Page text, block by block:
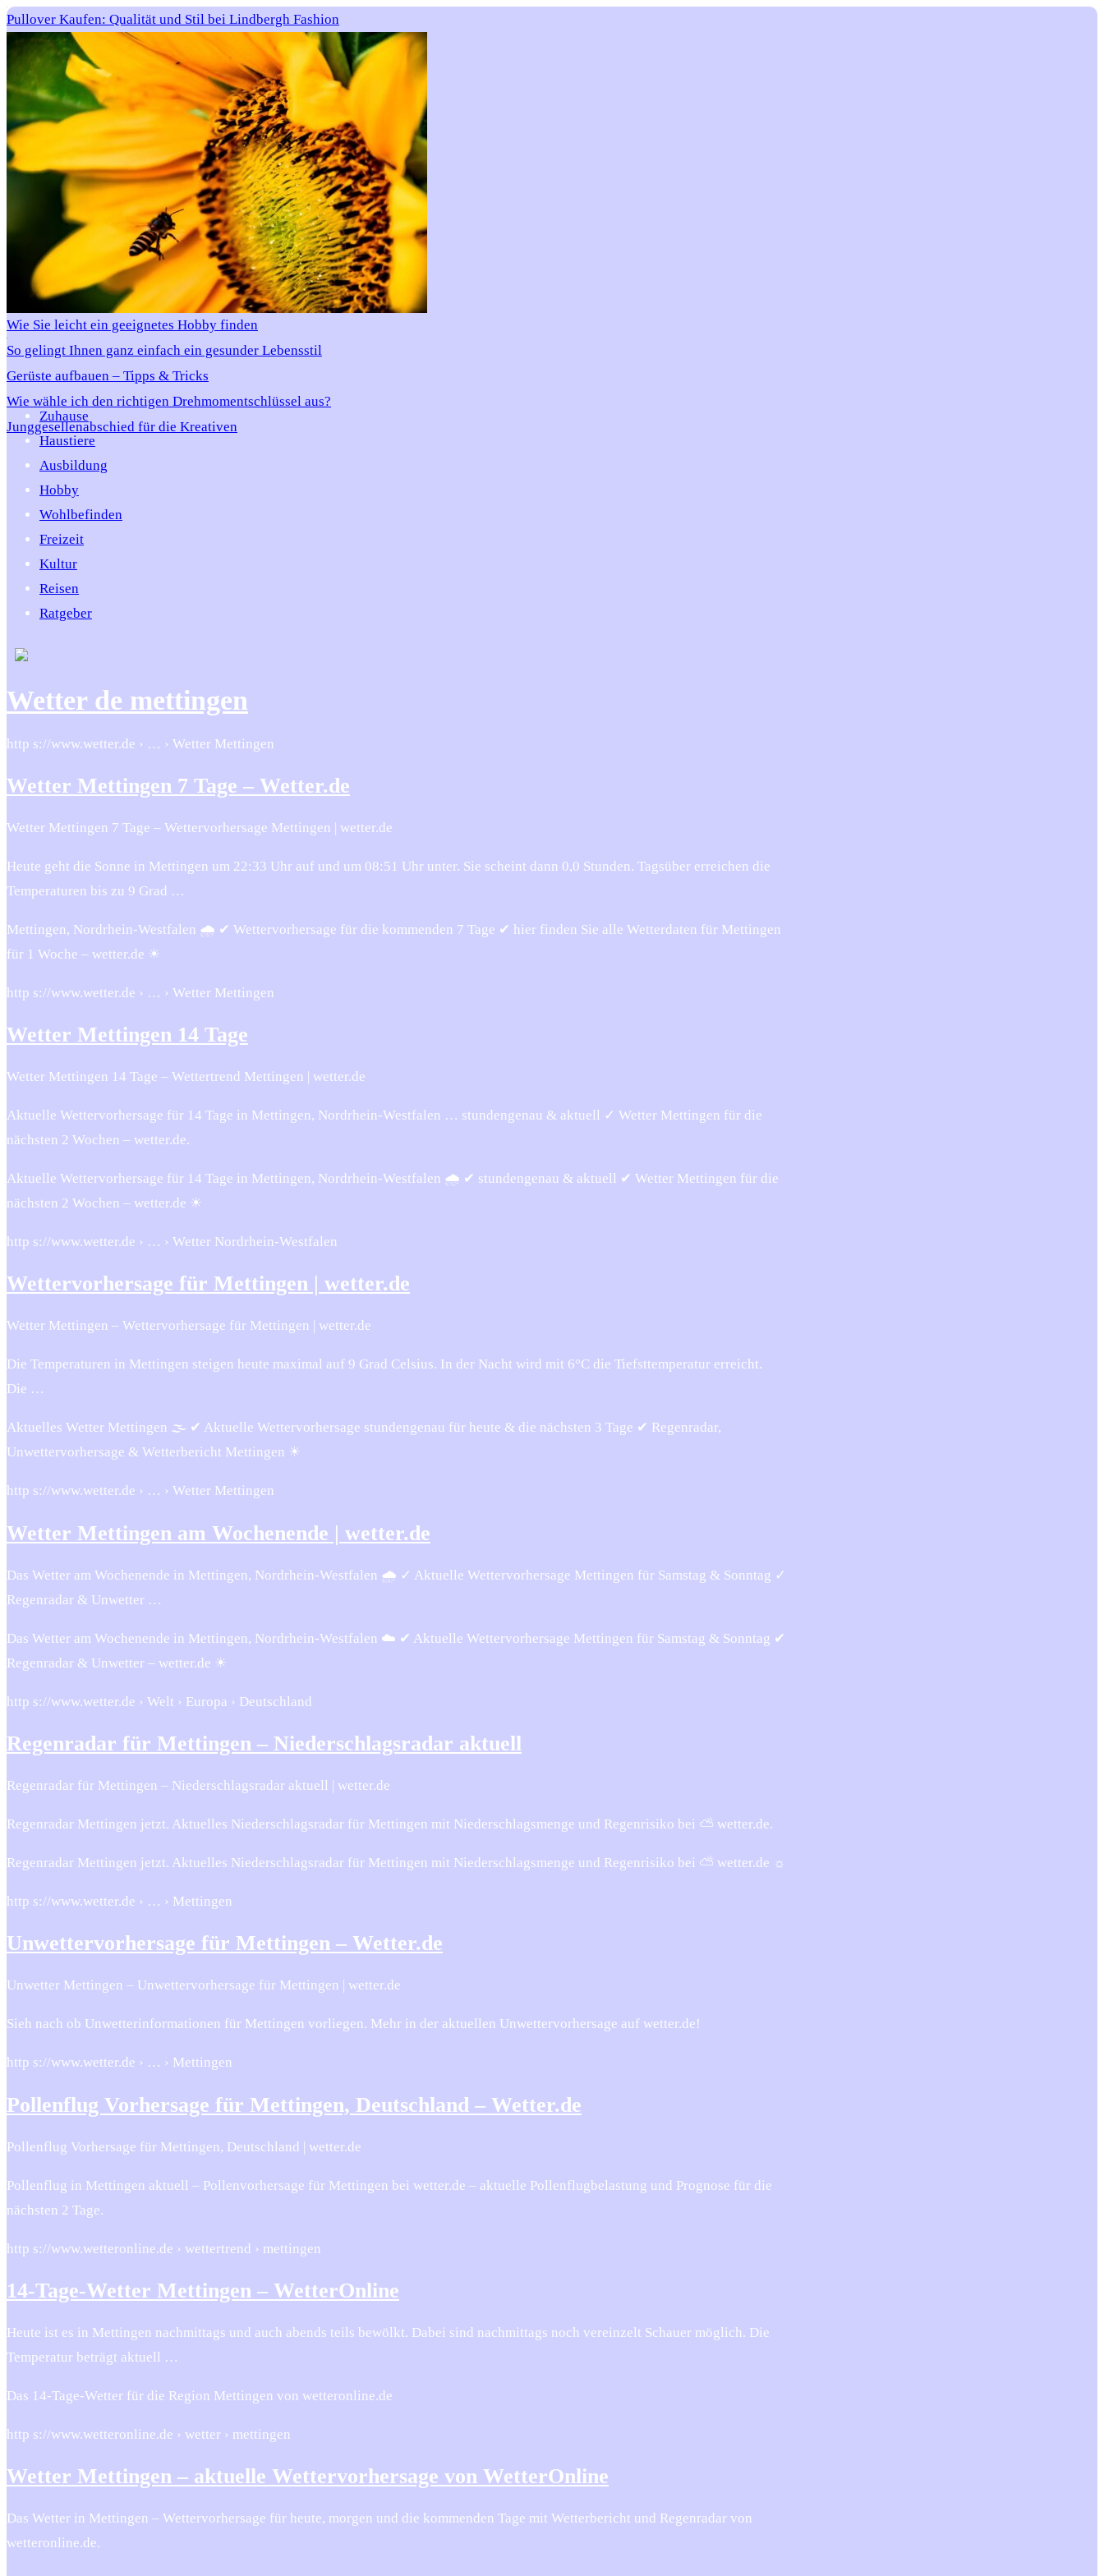
Pullover Kaufen: Qualität und Stil bei Lindbergh Fashion
Wie Sie leicht ein geeignetes Hobby finden
So gelingt Ihnen ganz einfach ein gesunder Lebensstil
Gerüste aufbauen – Tipps & Tricks
Wie wähle ich den richtigen Drehmomentschlüssel aus?
Junggesellenabschied für die Kreativen
Zuhause
Haustiere
Ausbildung
Hobby
Wohlbefinden
Freizeit
Kultur
Reisen
Ratgeber
Wetter de mettingen
http s://www.wetter.de › … › Wetter Mettingen
Wetter Mettingen 7 Tage – Wetter.de
Wetter Mettingen 7 Tage – Wettervorhersage Mettingen | wetter.de
Heute geht die Sonne in Mettingen um 22:33 Uhr auf und um 08:51 Uhr unter. Sie scheint dann 0,0 Stunden. Tagsüber erreichen die
Temperaturen bis zu 9 Grad …
Mettingen, Nordrhein-Westfalen 🌧️ ✔ Wettervorhersage für die kommenden 7 Tage ✔ hier finden Sie alle Wetterdaten für Mettingen
für 1 Woche – wetter.de ☀
http s://www.wetter.de › … › Wetter Mettingen
Wetter Mettingen 14 Tage
Wetter Mettingen 14 Tage – Wettertrend Mettingen | wetter.de
Aktuelle Wettervorhersage für 14 Tage in Mettingen, Nordrhein-Westfalen … stundengenau & aktuell ✓ Wetter Mettingen für die
nächsten 2 Wochen – wetter.de.
Aktuelle Wettervorhersage für 14 Tage in Mettingen, Nordrhein-Westfalen 🌧️ ✔ stundengenau & aktuell ✔ Wetter Mettingen für die
nächsten 2 Wochen – wetter.de ☀
http s://www.wetter.de › … › Wetter Nordrhein-Westfalen
Wettervorhersage für Mettingen | wetter.de
Wetter Mettingen – Wettervorhersage für Mettingen | wetter.de
Die Temperaturen in Mettingen steigen heute maximal auf 9 Grad Celsius. In der Nacht wird mit 6°C die Tiefsttemperatur erreicht.
Die …
Aktuelles Wetter Mettingen 🌫️ ✔ Aktuelle Wettervorhersage stundengenau für heute & die nächsten 3 Tage ✔ Regenradar,
Unwettervorhersage & Wetterbericht Mettingen ☀
http s://www.wetter.de › … › Wetter Mettingen
Wetter Mettingen am Wochenende | wetter.de
Das Wetter am Wochenende in Mettingen, Nordrhein-Westfalen 🌧️ ✓ Aktuelle Wettervorhersage Mettingen für Samstag & Sonntag ✓
Regenradar & Unwetter …
Das Wetter am Wochenende in Mettingen, Nordrhein-Westfalen ☁️ ✔ Aktuelle Wettervorhersage Mettingen für Samstag & Sonntag ✔
Regenradar & Unwetter – wetter.de ☀
http s://www.wetter.de › Welt › Europa › Deutschland
Regenradar für Mettingen – Niederschlagsradar aktuell
Regenradar für Mettingen – Niederschlagsradar aktuell | wetter.de
Regenradar Mettingen jetzt. Aktuelles Niederschlagsradar für Mettingen mit Niederschlagsmenge und Regenrisiko bei ⛅ wetter.de.
Regenradar Mettingen jetzt. Aktuelles Niederschlagsradar für Mettingen mit Niederschlagsmenge und Regenrisiko bei ⛅ wetter.de ☼
http s://www.wetter.de › … › Mettingen
Unwettervorhersage für Mettingen – Wetter.de
Unwetter Mettingen – Unwettervorhersage für Mettingen | wetter.de
Sieh nach ob Unwetterinformationen für Mettingen vorliegen. Mehr in der aktuellen Unwettervorhersage auf wetter.de!
http s://www.wetter.de › … › Mettingen
Pollenflug Vorhersage für Mettingen, Deutschland – Wetter.de
Pollenflug Vorhersage für Mettingen, Deutschland | wetter.de
Pollenflug in Mettingen aktuell – Pollenvorhersage für Mettingen bei wetter.de – aktuelle Pollenflugbelastung und Prognose für die
nächsten 2 Tage.
http s://www.wetteronline.de › wettertrend › mettingen
14-Tage-Wetter Mettingen – WetterOnline
Heute ist es in Mettingen nachmittags und auch abends teils bewölkt. Dabei sind nachmittags noch vereinzelt Schauer möglich. Die
Temperatur beträgt aktuell …
Das 14-Tage-Wetter für die Region Mettingen von wetteronline.de
http s://www.wetteronline.de › wetter › mettingen
Wetter Mettingen – aktuelle Wettervorhersage von WetterOnline
Das Wetter in Mettingen – Wettervorhersage für heute, morgen und die kommenden Tage mit Wetterbericht und Regenradar von
wetteronline.de.